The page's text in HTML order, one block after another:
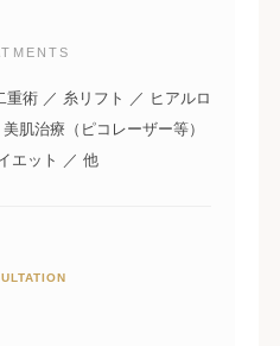
重術 ／ 糸リフト ／ ヒアルロ
肌治療（ピコレーザー等）
エット ／ 他